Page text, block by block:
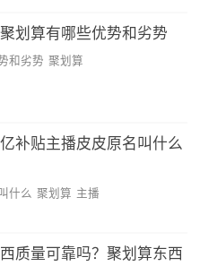
划算有哪些优势和劣势
和劣势 聚划算
补贴主播皮皮原名叫什么
什么 聚划算 主播
质量可靠吗？聚划算东西